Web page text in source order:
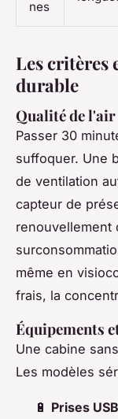
nes
Les critères
durable
Qualité de
Passer 30
suffoquer. Une
de ventilation
capteur de
renouvellement
même en
frais, la
Équipements
Une cabine
Les modèles
🔋 Prises